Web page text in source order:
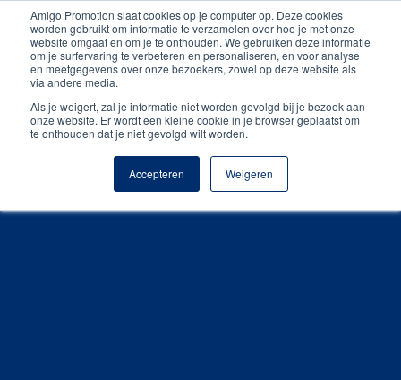
Amigo Promotion slaat cookies op je computer op. Deze cookies
worden gebruikt om informatie te verzamelen over hoe je met onze
website omgaat en om je te onthouden. We gebruiken deze informatie
om je surfervaring te verbeteren en personaliseren, en voor analyse
en meetgegevens over onze bezoekers, zowel op deze website als
via andere media.
Als je weigert, zal je informatie niet worden gevolgd bij je bezoek aan
onze website. Er wordt een kleine cookie in je browser geplaatst om
te onthouden dat je niet gevolgd wilt worden.
Accepteren Weigeren
Unieke producten
Gratis digitale drukproef